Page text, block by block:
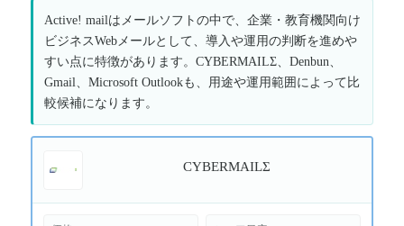
Active! mailはメールソフトの中で、企業・教育機関向け
ビジネスWebメールとして、導入や運用の判断を進めや
すい点に特徴があります。CYBERMAILΣ、Denbun、
Gmail、Microsoft Outlookも、用途や運用範囲によって比
較候補になります。
CYBERMAILΣ